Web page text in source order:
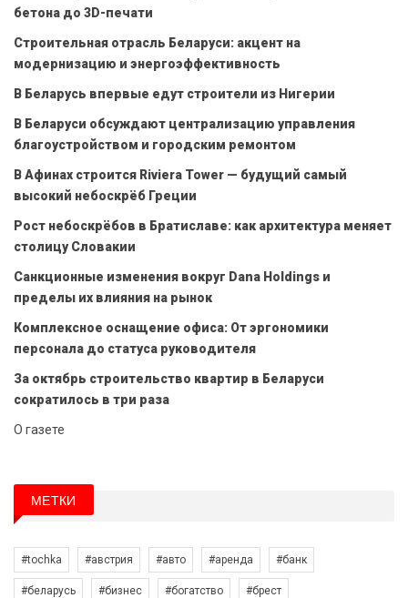
бетона до 3D-печати
Строительная отрасль Беларуси: акцент на
модернизацию и энергоэффективность
В Беларусь впервые едут строители из Нигерии
В Беларуси обсуждают централизацию управления
благоустройством и городским ремонтом
В Афинах строится Riviera Tower — будущий самый
высокий небоскрёб Греции
Рост небоскрёбов в Братиславе: как архитектура меняет
столицу Словакии
Санкционные изменения вокруг Dana Holdings и
пределы их влияния на рынок
Комплексное оснащение офиса: От эргономики
персонала до статуса руководителя
За октябрь строительство квартир в Беларуси
сократилось в три раза
О газете
МЕТКИ
#tochka #австрия #авто #аренда #банк
#беларусь #бизнес #богатство #брест